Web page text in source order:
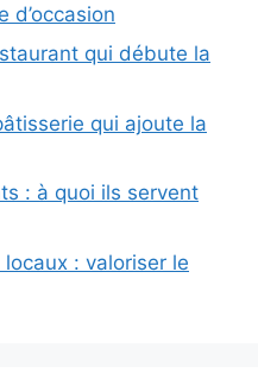
d’occasion
qui débute la
qui ajoute la
: à quoi ils servent
: valoriser le